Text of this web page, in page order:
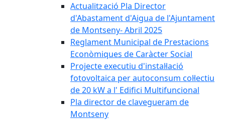
Actualització Pla Director
d'Abastament d'Aigua de l'Ajuntament
de Montseny- Abril 2025
Reglament Municipal de Prestacions
Econòmiques de Caràcter Social
Projecte executiu d'instal·lació
fotovoltaica per autoconsum col·lectiu
de 20 kW a l' Edifici Multifuncional
Pla director de clavegueram de
Montseny